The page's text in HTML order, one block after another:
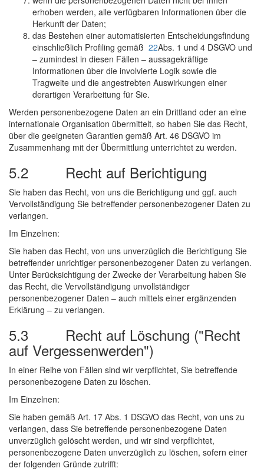
erhoben werden, alle verfügbaren Informationen über die
Herkunft der Daten;
das Bestehen einer automatisierten Entscheidungsfindung
einschließlich Profiling gemäß 22Abs. 1 und 4 DSGVO und
– zumindest in diesen Fällen – aussagekräftige
Informationen über die involvierte Logik sowie die
Tragweite und die angestrebten Auswirkungen einer
derartigen Verarbeitung für Sie.
Werden personenbezogene Daten an ein Drittland oder an eine
internationale Organisation übermittelt, so haben Sie das Recht,
über die geeigneten Garantien gemäß Art. 46 DSGVO im
Zusammenhang mit der Übermittlung unterrichtet zu werden.
5.2 Recht auf Berichtigung
Sie haben das Recht, von uns die Berichtigung und ggf. auch
Vervollständigung Sie betreffender personenbezogener Daten zu
verlangen.
Im Einzelnen:
Sie haben das Recht, von uns unverzüglich die Berichtigung Sie
betreffender unrichtiger personenbezogener Daten zu verlangen.
Unter Berücksichtigung der Zwecke der Verarbeitung haben Sie
das Recht, die Vervollständigung unvollständiger
personenbezogener Daten – auch mittels einer ergänzenden
Erklärung – zu verlangen.
5.3 Recht auf Löschung ("Recht
auf Vergessenwerden")
In einer Reihe von Fällen sind wir verpflichtet, Sie betreffende
personenbezogene Daten zu löschen.
Im Einzelnen:
Sie haben gemäß Art. 17 Abs. 1 DSGVO das Recht, von uns zu
verlangen, dass Sie betreffende personenbezogene Daten
unverzüglich gelöscht werden, und wir sind verpflichtet,
personenbezogene Daten unverzüglich zu löschen, sofern einer
der folgenden Gründe zutrifft: